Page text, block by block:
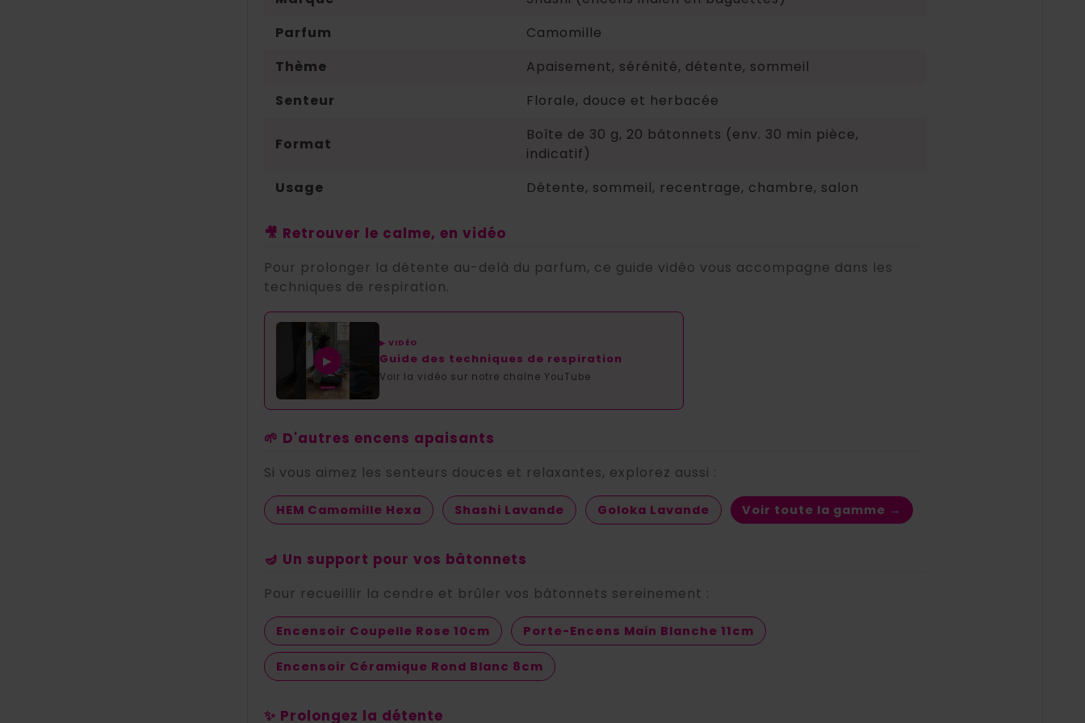
Parfum
Camomille
Thème
Apaisement, sérénité, détente, sommeil
Senteur
Florale, douce et herbacée
Format
Boîte de 30 g, 20 bâtonnets (env. 30 min pièce,
indicatif)
Usage
Détente, sommeil, recentrage, chambre, salon
🎥 Retrouver le calme, en vidéo
Pour prolonger la détente au-delà du parfum, ce guide vidéo vous accompagne dans les
techniques de respiration.
▶
▶ VIDÉO
Guide des techniques de respiration
Voir la vidéo sur notre chaîne YouTube
🌱 D'autres encens apaisants
Si vous aimez les senteurs douces et relaxantes, explorez aussi :
HEM Camomille Hexa Shashi Lavande Goloka Lavande Voir toute la gamme →
🪔 Un support pour vos bâtonnets
Pour recueillir la cendre et brûler vos bâtonnets sereinement :
Encensoir Coupelle Rose 10cm Porte-Encens Main Blanche 11cm
Encensoir Céramique Rond Blanc 8cm
✨ Prolongez la détente